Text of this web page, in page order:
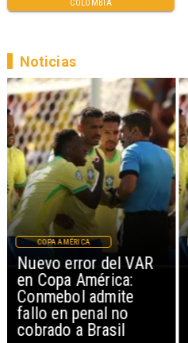
COLOMBIA
Nuevo error del VAR
en Copa América:
Conmebol admite
fallo en penal no
cobrado a Brasil
COPA AMÉRICA
Noticias